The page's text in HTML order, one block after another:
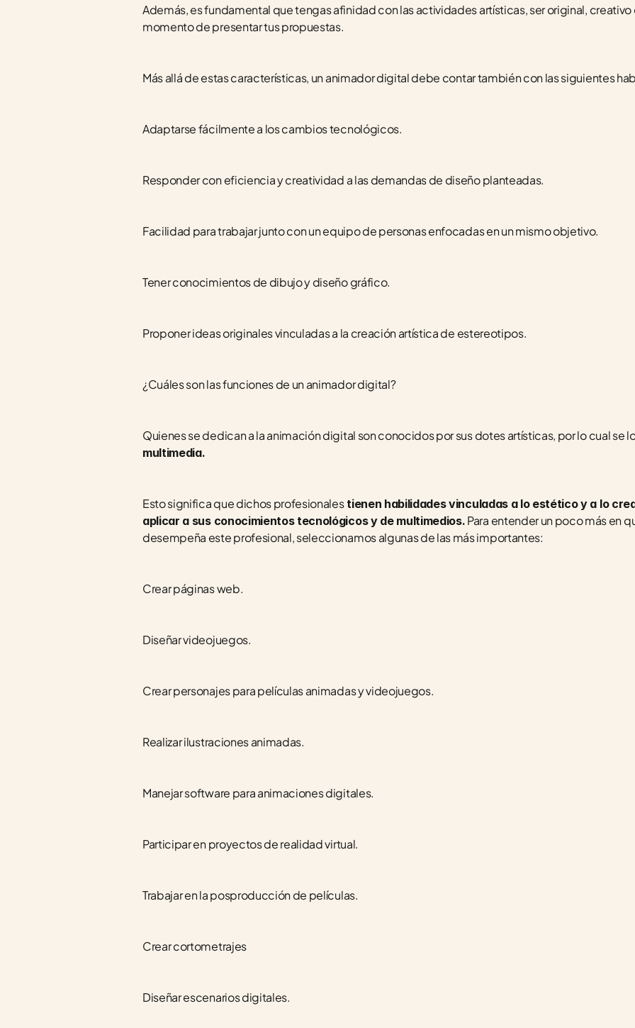
Además, es fundamental que tengas afinidad con las actividades artísticas, ser original, creativo
momento de presentar tus propuestas.
Más allá de estas características, un animador digital debe contar también con las siguientes
Adaptarse fácilmente a los cambios tecnológicos.
Responder con eficiencia y creatividad a las demandas de diseño planteadas.
Facilidad para trabajar junto con un equipo de personas enfocadas en un mismo objetivo.
Tener conocimientos de dibujo y diseño gráfico.
Proponer ideas originales vinculadas a la creación artística de estereotipos.
¿Cuáles son las funciones de un animador digital?
Quienes se dedican a la animación digital son conocidos por sus dotes artísticas, por lo cual se
multimedia.
Esto significa que dichos profesionales tienen habilidades vinculadas a lo estético y a lo
aplicar a sus conocimientos tecnológicos y de multimedios. Para entender un poco más en
desempeña este profesional, seleccionamos algunas de las más importantes:
Crear páginas web.
Diseñar videojuegos.
Crear personajes para películas animadas y videojuegos.
Realizar ilustraciones animadas.
Manejar software para animaciones digitales.
Participar en proyectos de realidad virtual.
Trabajar en la posproducción de películas.
Crear cortometrajes
Diseñar escenarios digitales.